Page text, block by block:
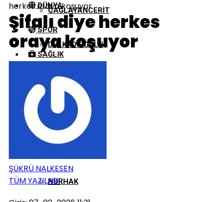
ÇAĞLAYANCERIT
DULKADIROĞLU
EKINÖZÜ
ELBISTAN
GÖKSUN
NURHAK
DÜNYA
SPOR
SAĞLIK
KÜLTÜR/SANAT
herkes oraya koşuyor
Şifalı diye herkes
oraya koşuyor
ŞÜKRÜ NALKESEN
TÜM YAZILARI